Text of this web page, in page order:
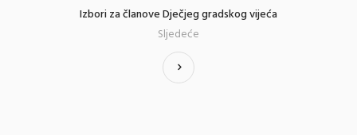
Izbori za članove Dječjeg gradskog vijeća
Sljedeće